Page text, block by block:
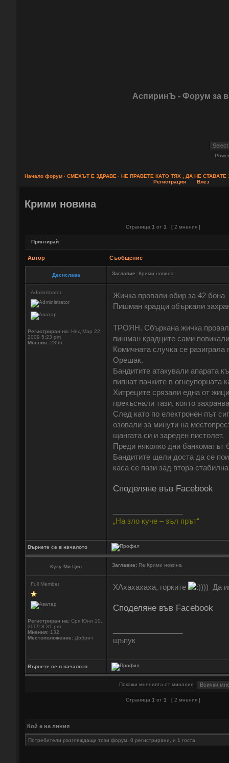
АспиринЪ - Форум за
Начало форум ‹ СМЕХЪТ Е ЗДРАВЕ ‹ НЕ ПРАВЕТЕ КАТО ТЯХ , ДА НЕ СТАВАТЕ
Регистрация
Влез
Крими новина
Страница 1 от 1 [ 2 мнения ]
Принтирай
Автор Съобщение
Десислава Заглавие: Крими новина
Administrator
Регистриран на: Нед Мар 22,
2009 5:23 pm
Мнения: 2355
Жичка провали обир за 42 бона
Пишман крадци объркали
ТРОЯН. Сбъркана жичка
пишман крадците сами повикали
Комичната случка се
Орешак.
Бандитите атакували апарата
пипнат пачките в огнеупорната
Хитреците срязали една от
прекъснали тази, която
След като по електронен път
озовали за минути на
щангата си и зареден пистолет.
Преди няколко дни
Бандитите щели доста да се
каса се пази зад втора
Споделяне във Facebook
„На зло куче – зъл прът“
Върнете се в началото
Куку Ми Цин Заглавие: Re:Крими новина
Full Member
Регистриран на: Сря Юни 10,
2009 8:31 pm
Мнения: 132
Местоположение: Добрич
ХАхахахаха, горките )) Да
Споделяне във Facebook
щъпук
Върнете се в началото
Покажи мненията от миналия:
Страница 1 от 1 [ 2 мнения ]
Кой е на линия
Потребители разглеждащи този форум: 0 регистрирани, и 1 госта